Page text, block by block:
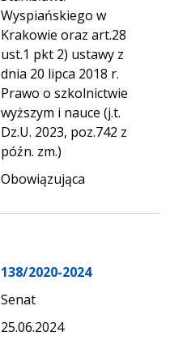
Wyspiańskiego w
Krakowie oraz art.28
ust.1 pkt 2) ustawy z
dnia 20 lipca 2018 r.
Prawo o szkolnictwie
wyższym i nauce (j.t.
Dz.U. 2023, poz.742 z
późn. zm.)
Obowiązująca
138/2020-2024
Senat
25.06.2024